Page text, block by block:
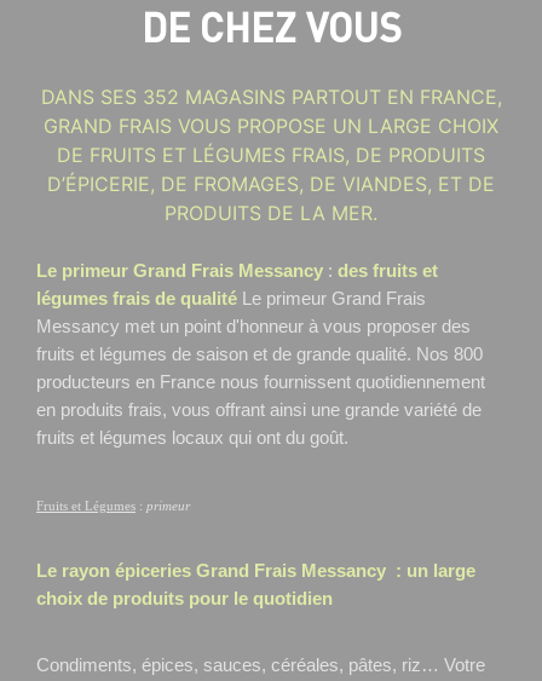
DE CHEZ VOUS
DANS SES 352 MAGASINS PARTOUT EN FRANCE,
GRAND FRAIS VOUS PROPOSE UN LARGE CHOIX
DE FRUITS ET LÉGUMES FRAIS, DE PRODUITS
D’ÉPICERIE, DE FROMAGES, DE VIANDES, ET DE
PRODUITS DE LA MER.
Le primeur Grand Frais Messancy : des fruits et
légumes frais de qualité Le primeur Grand Frais
Messancy met un point d'honneur à vous proposer des
fruits et légumes de saison et de grande qualité. Nos 800
producteurs en France nous fournissent quotidiennement
en produits frais, vous offrant ainsi une grande variété de
fruits et légumes locaux qui ont du goût.
Fruits et Légumes : primeur
Le rayon épiceries Grand Frais Messancy : un large
choix de produits pour le quotidien
Condiments, épices, sauces, céréales, pâtes, riz… Votre